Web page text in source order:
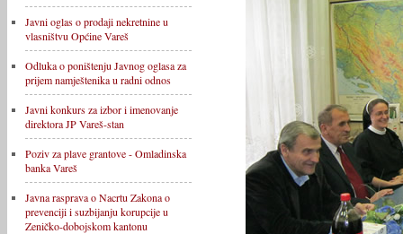
Javni oglas o prodaji nekretnine u
vlasništvu Općine Vareš
Odluka o poništenju Javnog oglasa za
prijem namještenika u radni odnos
Javni konkurs za izbor i imenovanje
direktora JP Vareš-stan
Poziv za plave grantove - Omladinska
banka Vareš
Javna rasprava o Nacrtu Zakona o
prevenciji i suzbijanju korupcije u
Zeničko-dobojskom kantonu